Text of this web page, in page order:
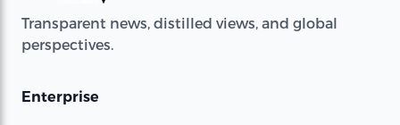
Transparent news, distilled views, and global
perspectives.
Enterprise